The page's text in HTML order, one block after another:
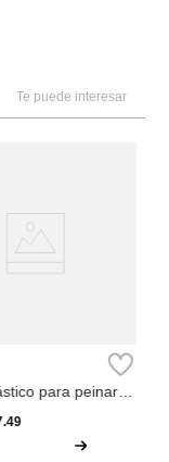
Te puede interesar
para peinar